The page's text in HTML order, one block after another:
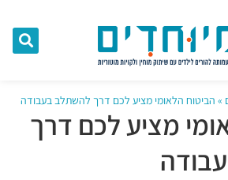
» הביטוח הלאומי מציע לכם דרך להשתלב בעבודה
מציע לכם דרך